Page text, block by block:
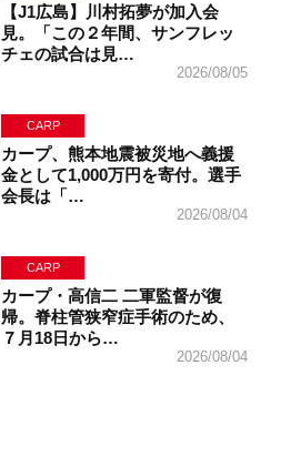
【J1広島】川村拓夢が加入会
見。「この２年間、サンフレッ
チェの試合は見…
2026/08/05
CARP
カープ、熊本地震被災地へ義援
金として1,000万円を寄付。選手
会長は「…
2026/08/04
CARP
カープ・高信二 二軍監督が復
帰。脊柱管狭窄症手術のため、
７月18日から…
2026/08/04